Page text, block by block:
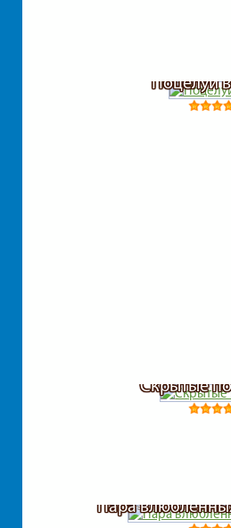
Поцелуй
Скрытые
Пара